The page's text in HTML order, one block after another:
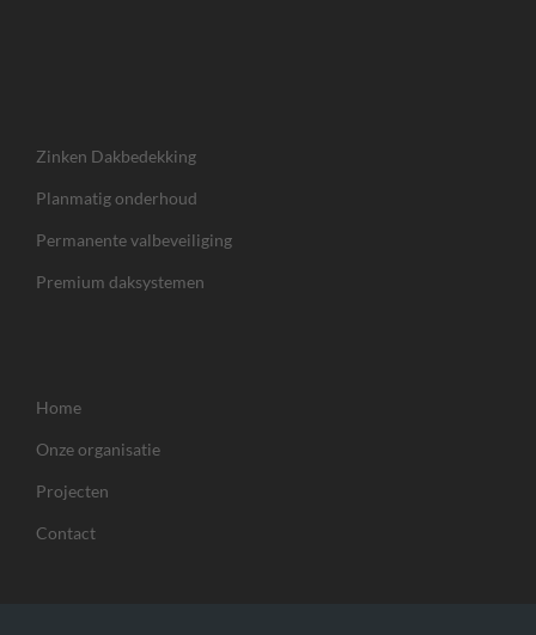
Zinken Dakbedekking
Planmatig onderhoud
Permanente valbeveiliging
Premium daksystemen
Home
Onze organisatie
Projecten
Contact